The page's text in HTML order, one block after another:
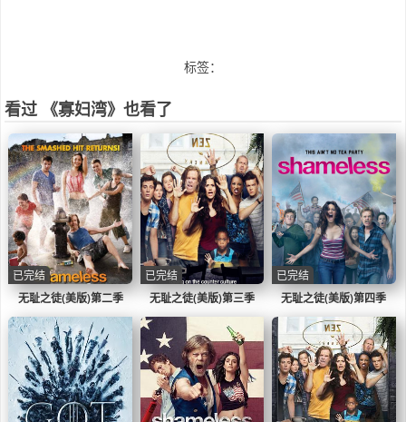
标签：
看过 《寡妇湾》也看了
无耻之徒(美版)第二季
已完结
无耻之徒(美版)第三季
已完结
无耻之徒(美版)第四季
已完结